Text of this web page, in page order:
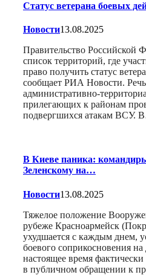
Статус ветерана боевых
Новости13.08.2025
Правительство Российской
список территорий, где
право получить статус
сообщает РИА Новости. Речь
административно-
прилегающих к районам
подвергшихся атакам ВСУ.
В Киеве паника:
Зеленскому на…
Новости13.08.2025
Тяжелое положение
рубеже Красноармейск
ухудшается с каждым днем,
боевого соприкосновения на
настоящее время
в публичном обращении к